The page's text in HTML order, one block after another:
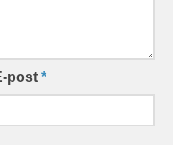
post *